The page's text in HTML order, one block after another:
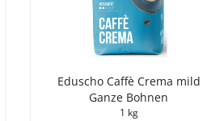
Eduscho Caffè Crema mild
Ganze Bohnen
1 kg